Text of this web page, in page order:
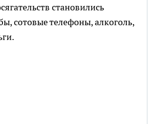
становились
сотовые телефоны, алкоголь,